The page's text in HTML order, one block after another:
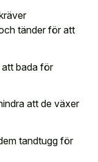
tänder för att
att bada för
att de växer
tandtugg för